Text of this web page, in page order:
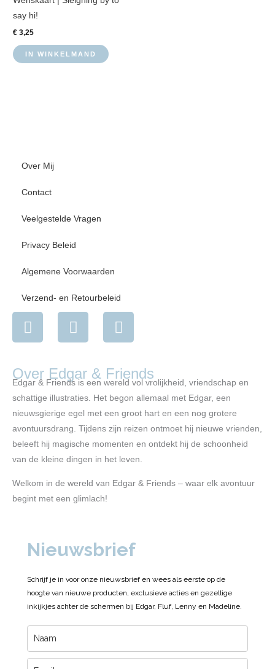
say hi!
€ 3,25
IN WINKELMAND
Over Mij
Contact
Veelgestelde Vragen
Privacy Beleid
Algemene Voorwaarden
Verzend- en Retourbeleid
I
n
a
g
r
a
m
F
a
b
o
o
k
Y
o
t
u
b
e
Over Edgar & Friends
Edgar & Friends is een wereld vol vrolijkheid, vriendschap en
schattige illustraties. Het begon allemaal met Edgar, een
nieuwsgierige egel met een groot hart en een nog grotere
avontuursdrang. Tijdens zijn reizen ontmoet hij nieuwe vrienden,
beleeft hij magische momenten en ontdekt hij de schoonheid
van de kleine dingen in het leven.
Welkom in de wereld van Edgar & Friends – waar elk avontuur
begint met een glimlach!
Nieuwsbrief
Schrijf je in voor onze nieuwsbrief en wees als eerste op de
hoogte van nieuwe producten, exclusieve acties en gezellige
inkijkjes achter de schermen bij Edgar, Fluf, Lenny en Madeline.